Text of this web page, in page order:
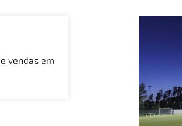
vendas em